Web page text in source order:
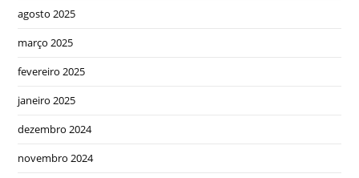
agosto 2025
março 2025
fevereiro 2025
janeiro 2025
dezembro 2024
novembro 2024